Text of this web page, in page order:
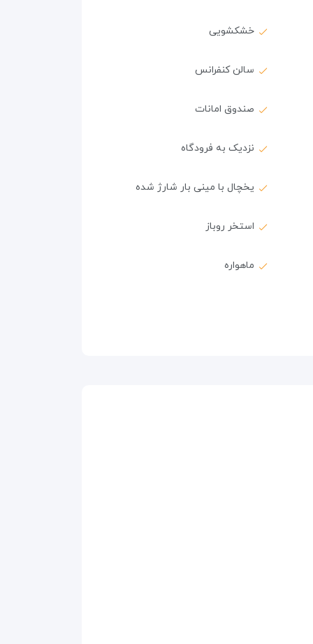
خشکشویی
سالن کنفرانس
صندوق امانات
نزدیک به فرودگاه
یخچال با مینی بار شارژ شده
استخر روباز
ماهواره